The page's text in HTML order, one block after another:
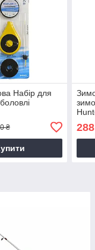
Набір для
₴ 288